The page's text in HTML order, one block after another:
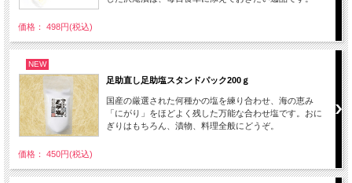
価格： 498円(税込)
NEW
足助直し足助塩スタンドパック200ｇ
国産の厳選された何種かの塩を練り合わせ、海の恵み
「にがり」をほどよく残した万能な合わせ塩です。おに
ぎりはもちろん、漬物、料理全般にどうぞ。
価格： 450円(税込)